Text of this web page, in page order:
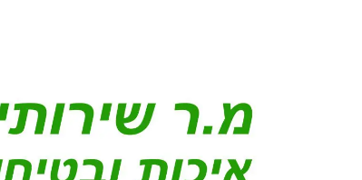
ליווי הסמכה לתקנים
השירותים שלנו